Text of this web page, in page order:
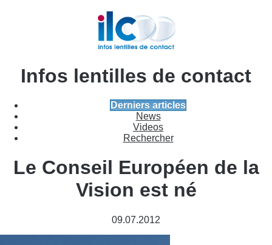
Infos lentilles de contact
Derniers articles
News
Videos
Rechercher
Le Conseil Européen de la
Vision est né
09.07.2012